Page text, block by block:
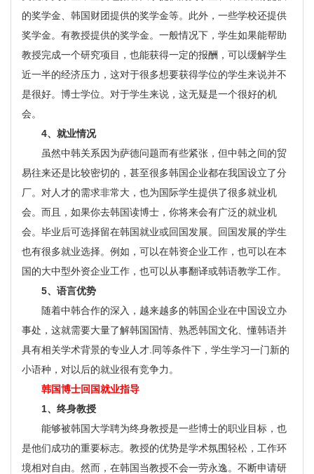
的奖学金、韩国财团提供的奖学金等。此外，一些学校还提供
奖学金。有教授提供的奖学金。一般情况下，学生如果能帮助
教授完成一个研究项目，也能获得一定的报酬，可以缓解学生
近一半的经济压力，这对于很多想要获得学位的学生来说并不
是很好。博士学位。对于学生来说，这无疑是一个很好的机
会。
4、就业情况
虽然中韩关系因为萨德问题而有些紧张，但中韩之间的贸
易往来还是比较密切的，甚至很多韩国企业都在我国设立了分
厂。对人才的需求非常大，也为国际学生提供了很多就业机
会。而且，如果你去韩国读博士，你将来会有广泛的就业机
会。毕业后可选择留在韩国就业或回国发展。回国发展的学生
也有很多就业选择。例如，可以在韩资企业工作，也可以在本
国的大中型外资企业工作，也可以从事翻译或韩语教学工作。
5、语言优势
随着中韩合作的深入，越来越多的韩国企业在中国设立办
事处，这就需要大量了解韩国国情、熟悉韩国文化、懂韩语并
具有相关学术背景的专业人才.同等条件下，学生学习一门新的
小语种，对以后的就业很有竞争力。
韩国博士回国就业指导
1、终身教授
能够被韩国大学聘为终身教授是一些博士的职业目标，也
是他们成功的重要标志。教授的优势是学术氛围轻松，工作环
境相对自由。然而，在韩国当教授不会一劳永逸。不断申请研